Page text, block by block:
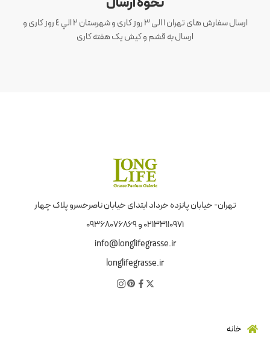
ارسال سفارش های تهران 1 الی 3 روز کاری و شهرستان ٢ الي ٤ روز کاری و
ارسال به قشم و کیش یک هفته کاری
تهران- خیابان پانزده خرداد ابتدای خیابان ناصرخسرو پلاک چهار
02133110971 و 09368076869
info@longlifegrasse.ir
longlifegrasse.ir
خانه